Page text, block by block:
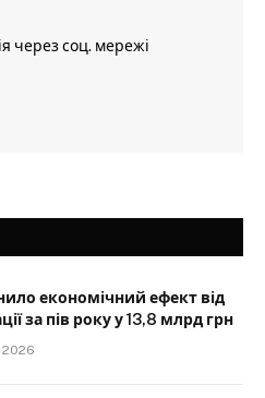
через соц. мережі
економічний ефект від
за пів року у 13,8 млрд грн